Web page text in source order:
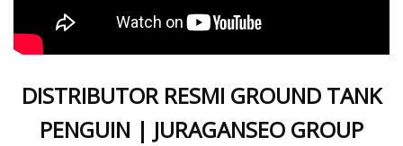
DISTRIBUTOR RESMI GROUND TANK
PENGUIN | JURAGANSEO GROUP